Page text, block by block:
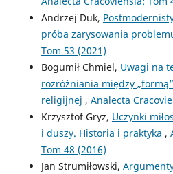
Andrzej Duk,
próba zarysowania
Tom 53 (2021)
Bogumił Chmiel, Uwagi na
rozróżniania między
religijnej , Analecta
Krzysztof Gryz, Uczynki
i duszy. Historia i praktyka ,
Tom 48 (2016)
Jan Strumiłowski,